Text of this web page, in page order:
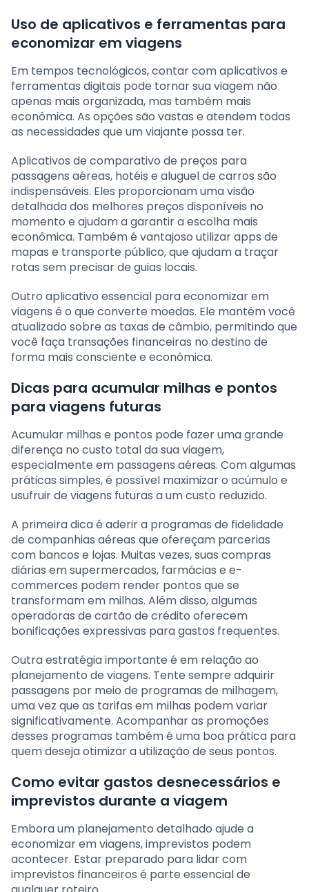
Uso de aplicativos e ferramentas para
economizar em viagens
Em tempos tecnológicos, contar com aplicativos e
ferramentas digitais pode tornar sua viagem não
apenas mais organizada, mas também mais
econômica. As opções são vastas e atendem todas
as necessidades que um viajante possa ter.
Aplicativos de comparativo de preços para
passagens aéreas, hotéis e aluguel de carros são
indispensáveis. Eles proporcionam uma visão
detalhada dos melhores preços disponíveis no
momento e ajudam a garantir a escolha mais
econômica. Também é vantajoso utilizar apps de
mapas e transporte público, que ajudam a traçar
rotas sem precisar de guias locais.
Outro aplicativo essencial para economizar em
viagens é o que converte moedas. Ele mantém você
atualizado sobre as taxas de câmbio, permitindo que
você faça transações financeiras no destino de
forma mais consciente e econômica.
Dicas para acumular milhas e pontos
para viagens futuras
Acumular milhas e pontos pode fazer uma grande
diferença no custo total da sua viagem,
especialmente em passagens aéreas. Com algumas
práticas simples, é possível maximizar o acúmulo e
usufruir de viagens futuras a um custo reduzido.
A primeira dica é aderir a programas de fidelidade
de companhias aéreas que ofereçam parcerias
com bancos e lojas. Muitas vezes, suas compras
diárias em supermercados, farmácias e e-
commerces podem render pontos que se
transformam em milhas. Além disso, algumas
operadoras de cartão de crédito oferecem
bonificações expressivas para gastos frequentes.
Outra estratégia importante é em relação ao
planejamento de viagens. Tente sempre adquirir
passagens por meio de programas de milhagem,
uma vez que as tarifas em milhas podem variar
significativamente. Acompanhar as promoções
desses programas também é uma boa prática para
quem deseja otimizar a utilização de seus pontos.
Como evitar gastos desnecessários e
imprevistos durante a viagem
Embora um planejamento detalhado ajude a
economizar em viagens, imprevistos podem
acontecer. Estar preparado para lidar com
imprevistos financeiros é parte essencial de